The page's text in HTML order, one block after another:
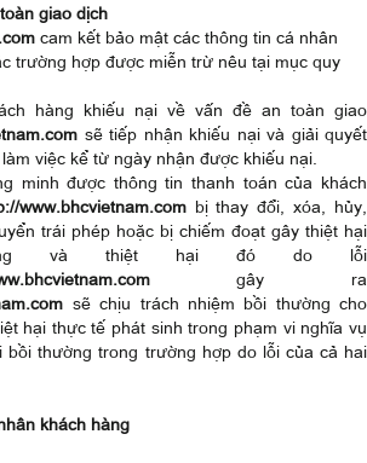
giao dịch
cam kết bảo mật các thông tin cá nhân
trường hợp được miễn trừ nêu tại mục quy
hàng khiếu nại về vấn đề an toàn giao
sẽ tiếp nhận khiếu nại và giải quyết
việc kể từ ngày nhận được khiếu nại.
minh được thông tin thanh toán của khách
www.bhcvietnam.combị thay đổi, xóa, hủy,
trái phép hoặc bị chiếm đoạt gây thiệt hại
và thiệt hại đó do lỗi
gây ra
sẽ chịu trách nhiệm bồi thường cho
hại thực tế phát sinh trong phạm vi nghĩa vụ
bồi thường trong trường hợp do lỗi của cả hai
khách hàng